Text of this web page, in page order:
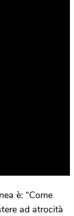
è: “Come
ad atrocità